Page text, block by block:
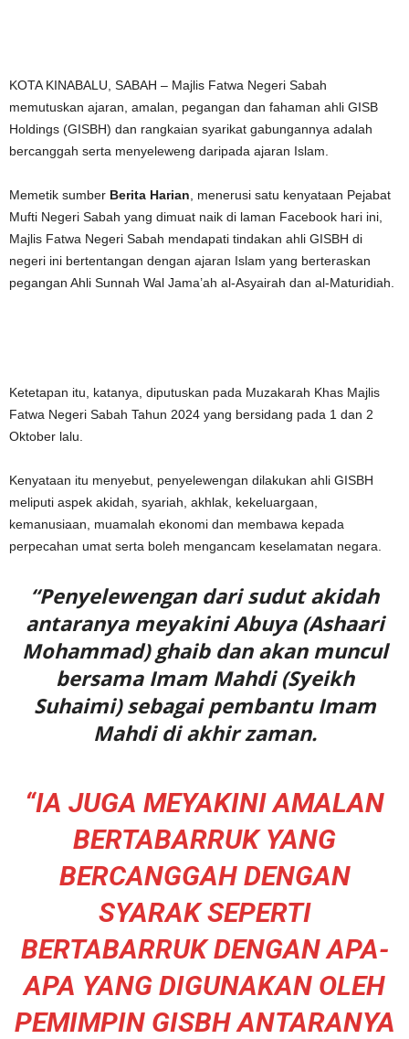
KOTA KINABALU, SABAH – Majlis Fatwa Negeri Sabah
memutuskan ajaran, amalan, pegangan dan fahaman ahli GISB
Holdings (GISBH) dan rangkaian syarikat gabungannya adalah
bercanggah serta menyeleweng daripada ajaran Islam.
Memetik sumber Berita Harian , menerusi satu kenyataan Pejabat
Mufti Negeri Sabah yang dimuat naik di laman Facebook hari ini,
Majlis Fatwa Negeri Sabah mendapati tindakan ahli GISBH di
negeri ini bertentangan dengan ajaran Islam yang berteraskan
pegangan Ahli Sunnah Wal Jama’ah al-Asyairah dan al-Maturidiah.
Ketetapan itu, katanya, diputuskan pada Muzakarah Khas Majlis
Fatwa Negeri Sabah Tahun 2024 yang bersidang pada 1 dan 2
Oktober lalu.
Kenyataan itu menyebut, penyelewengan dilakukan ahli GISBH
meliputi aspek akidah, syariah, akhlak, kekeluargaan,
kemanusiaan, muamalah ekonomi dan membawa kepada
perpecahan umat serta boleh mengancam keselamatan negara.
“Penyelewengan dari sudut akidah
antaranya meyakini Abuya (Ashaari
Mohammad) ghaib dan akan muncul
bersama Imam Mahdi (Syeikh
Suhaimi) sebagai pembantu Imam
Mahdi di akhir zaman.
“IA JUGA MEYAKINI AMALAN
BERTABARRUK YANG
BERCANGGAH DENGAN
SYARAK SEPERTI
BERTABARRUK DENGAN APA-
APA YANG DIGUNAKAN OLEH
PEMIMPIN GISBH ANTARANYA